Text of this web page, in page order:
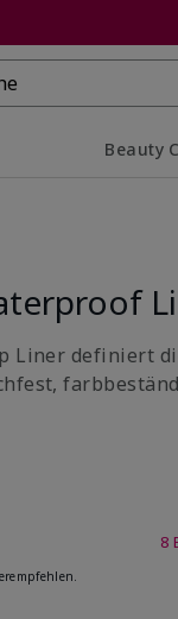
Beauty
Liner definiert
8